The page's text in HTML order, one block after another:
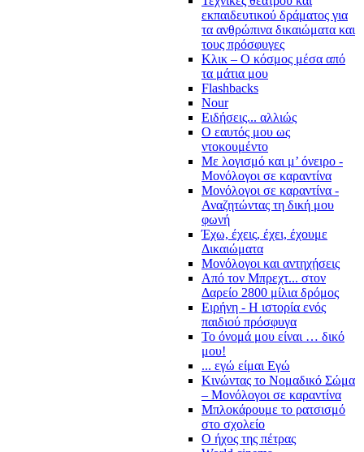
εκπαιδευτικού δράματος για
τα ανθρώπινα δικαιώματα και
τους πρόσφυγες
Κλικ – Ο κόσμος μέσα από
τα μάτια μου
Flashbacks
Nour
Ειδήσεις... αλλιώς
Ο εαυτός μου ως
ντοκουμέντο
Με λογισμό και μ’ όνειρο -
Μονόλογοι σε καραντίνα
Μονόλογοι σε καραντίνα -
Αναζητώντας τη δική μου
φωνή
Έχω, έχεις, έχει, έχουμε
Δικαιώματα
Μονόλογοι και αντηχήσεις
Από τον Μπρεχτ... στον
Δαρείο 2800 μίλια δρόμος
Ειρήνη - Η ιστορία ενός
παιδιού πρόσφυγα
Το όνομά μου είναι … δικό
μου!
... εγώ είμαι Εγώ
Κινώντας το Νομαδικό Σώμα
– Μονόλογοι σε καραντίνα
Μπλοκάρουμε το ρατσισμό
στο σχολείο
Ο ήχος της πέτρας